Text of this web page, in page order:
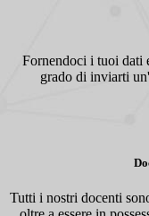
Fornendoci i tuoi dati
grado di inviarti
Tutti i nostri docenti